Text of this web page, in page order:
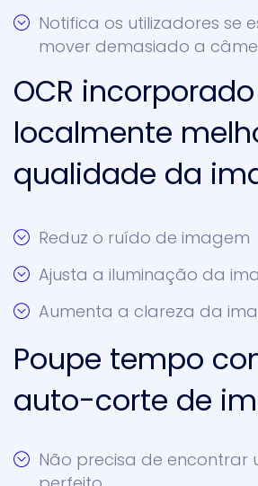
Notifica os utilizadores se
mover demasiado a
OCR incorporado
localmente
qualidade da
Reduz o ruído de imagem
Ajusta a iluminação da
Aumenta a clareza da
Poupe tempo
auto-corte de
Não precisa de encontrar